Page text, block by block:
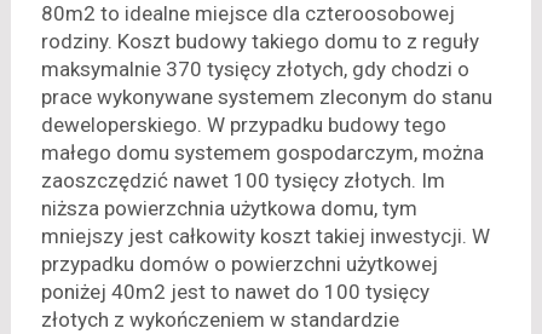
80m2 to idealne miejsce dla czteroosobowej
rodziny. Koszt budowy takiego domu to z reguły
maksymalnie 370 tysięcy złotych, gdy chodzi o
prace wykonywane systemem zleconym do stanu
deweloperskiego. W przypadku budowy tego
małego domu systemem gospodarczym, można
zaoszczędzić nawet 100 tysięcy złotych. Im
niższa powierzchnia użytkowa domu, tym
mniejszy jest całkowity koszt takiej inwestycji. W
przypadku domów o powierzchni użytkowej
poniżej 40m2 jest to nawet do 100 tysięcy
złotych z wykończeniem w standardzie